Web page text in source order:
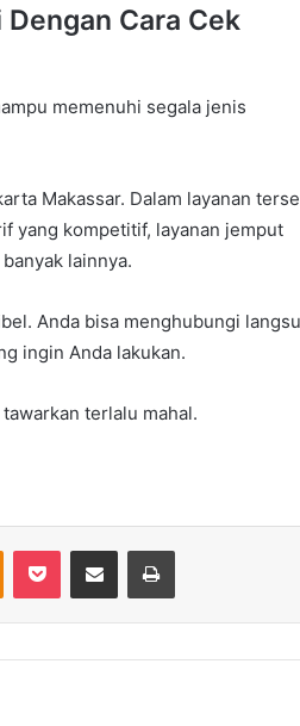
Cara Cek
memenuhi segala jenis
Makassar. Dalam layanan
yang kompetitif, layanan jemput
lainnya.
Anda bisa menghubungi langsu
ingin Anda lakukan.
terlalu mahal.
Odnoklassniki
Pocket Share via Email Print